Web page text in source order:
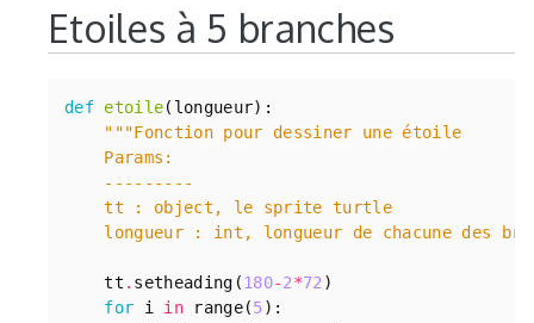
Etoiles à 5 branches
def etoile( longueur):
    tt : object, le sprite turtle
longueur : int, longueur de chacune des
tt . setheading (180-2*72 )
for
i in range(5):